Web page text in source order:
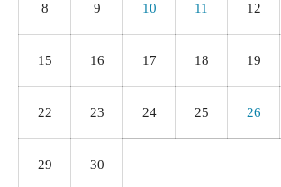
8 9 10 11 12
15 16 17 18 19
22 23 24 25 26
29 30